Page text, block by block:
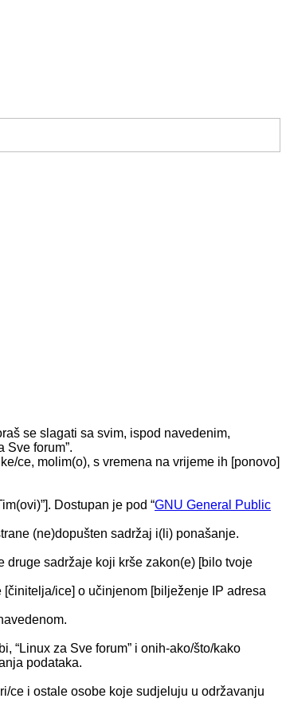
se slagati sa svim, ispod navedenim,
Sve forum”.
ce, molim(o), s vremena na vrijeme ih [ponovo]
Dostupan je pod “GNU General Public
(ne)dopušten sadržaj i(li) ponašanje.
sadržaje koji krše zakon(e) [bilo tvoje
ice] o učinjenom [bilježenje IP adresa
“Linux za Sve forum” i onih-ako/što/kako
podataka.
ce i ostale osobe koje sudjeluju u održavanju